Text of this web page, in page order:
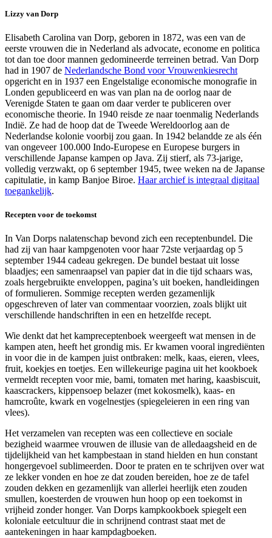
Lizzy van Dorp
Elisabeth Carolina van Dorp, geboren in 1872, was een van de
eerste vrouwen die in Nederland als advocate, econome en politica
tot dan toe door mannen gedomineerde terreinen betrad. Van Dorp
had in 1907 de Nederlandsche Bond voor Vrouwenkiesrecht
opgericht en in 1937 een Engelstalige economische monografie in
Londen gepubliceerd en was van plan na de oorlog naar de
Verenigde Staten te gaan om daar verder te publiceren over
economische theorie. In 1940 reisde ze naar toenmalig Nederlands
Indië. Ze had de hoop dat de Tweede Wereldoorlog aan de
Nederlandse kolonie voorbij zou gaan. In 1942 belandde ze als één
van ongeveer 100.000 Indo-Europese en Europese burgers in
verschillende Japanse kampen op Java. Zij stierf, als 73-jarige,
volledig verzwakt, op 6 september 1945, twee weken na de Japanse
capitulatie, in kamp Banjoe Biroe. Haar archief is integraal digitaal
toegankelijk.
Recepten voor de toekomst
In Van Dorps nalatenschap bevond zich een receptenbundel. Die
had zij van haar kampgenoten voor haar 72ste verjaardag op 5
september 1944 cadeau gekregen. De bundel bestaat uit losse
blaadjes; een samenraapsel van papier dat in die tijd schaars was,
zoals hergebruikte enveloppen, pagina’s uit boeken, handleidingen
of formulieren. Sommige recepten werden gezamenlijk
opgeschreven of later van commentaar voorzien, zoals blijkt uit
verschillende handschriften in een en hetzelfde recept.
Wie denkt dat het kampreceptenboek weergeeft wat mensen in de
kampen aten, heeft het grondig mis. Er kwamen vooral ingrediënten
in voor die in de kampen juist ontbraken: melk, kaas, eieren, vlees,
fruit, koekjes en toetjes. Een willekeurige pagina uit het kookboek
vermeldt recepten voor mie, bami, tomaten met haring, kaasbiscuit,
kaascrackers, kippensoep belazer (met kokosmelk), kaas- en
hamcroûte, kwark en vogelnestjes (spiegeleieren in een ring van
vlees).
Het verzamelen van recepten was een collectieve en sociale
bezigheid waarmee vrouwen de illusie van de alledaagsheid en de
tijdelijkheid van het kampbestaan in stand hielden en hun constant
hongergevoel sublimeerden. Door te praten en te schrijven over wat
ze lekker vonden en hoe ze dat zouden bereiden, hoe ze de tafel
zouden dekken en gezamenlijk van allerlei heerlijk eten zouden
smullen, koesterden de vrouwen hun hoop op een toekomst in
vrijheid zonder honger. Van Dorps kampkookboek spiegelt een
koloniale eetcultuur die in schrijnend contrast staat met de
aantekeningen in haar kampdagboeken.